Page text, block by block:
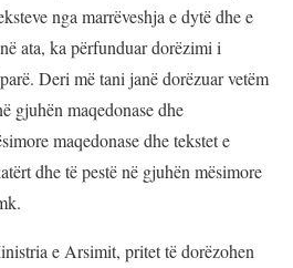
nga marrëveshja e dytë dhe e
ata, ka përfunduar dorëzimi i
Deri më tani janë dorëzuar vetëm
gjuhën maqedonase dhe
maqedonase dhe tekstet e
dhe të pestë në gjuhën mësimore
e Arsimit, pritet të dorëzohen